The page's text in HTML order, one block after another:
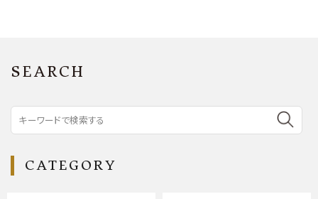
SEARCH
CATEGORY